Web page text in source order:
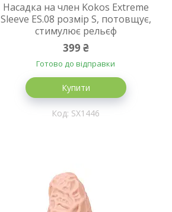
Насадка на член Kokos Extreme
Sleeve ES.08 розмір S, потовщує,
стимулює рельєф
399 ₴
Готово до відправки
Купити
SX1446